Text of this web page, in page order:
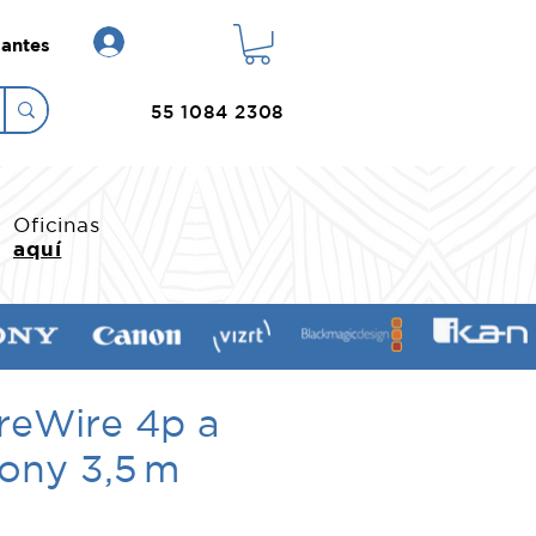
55 1084 2308
Oficinas
aquí
4p a
3,5 m